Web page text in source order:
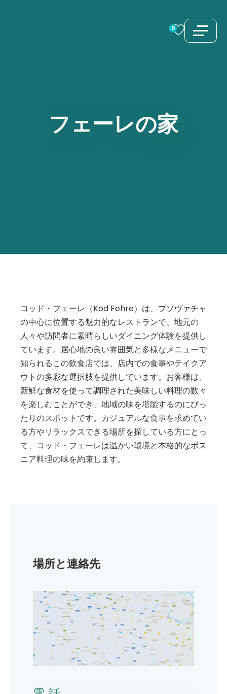
0
フェーレの家
コッド・フェーレ（Kod Fehre）は、ブソヴァチャ
の中心に位置する魅力的なレストランで、地元の
人々や訪問者に素晴らしいダイニング体験を提供し
ています。居心地の良い雰囲気と多様なメニューで
知られるこの飲食店では、店内での食事やテイクア
ウトの多彩な選択肢を提供しています。お客様は、
新鮮な食材を使って調理された美味しい料理の数々
を楽しむことができ、地域の味を堪能するのにぴっ
たりのスポットです。カジュアルな食事を求めてい
る方やリラックスできる場所を探している方にとっ
て、コッド・フェーレは温かい環境と本格的なボス
ニア料理の味を約束します。
場所と連絡先